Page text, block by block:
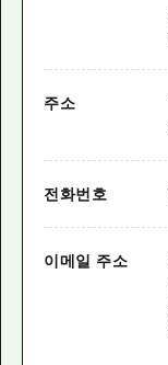
주소
전화번호
이메일 주소